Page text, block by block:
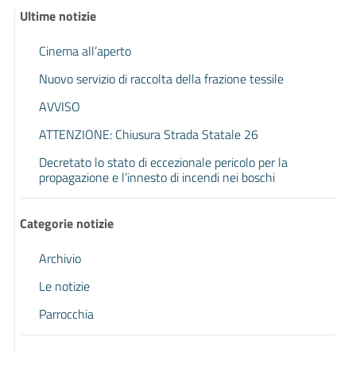
Ultime notizie
Cinema all’aperto
Nuovo servizio di raccolta della frazione tessile
AVVISO
ATTENZIONE: Chiusura Strada Statale 26
Decretato lo stato di eccezionale pericolo per la
propagazione e l’innesto di incendi nei boschi
Categorie notizie
Archivio
Le notizie
Parrocchia